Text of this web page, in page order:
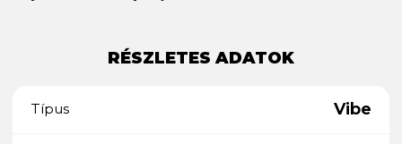
RÉSZLETES ADATOK
Típus Vibe